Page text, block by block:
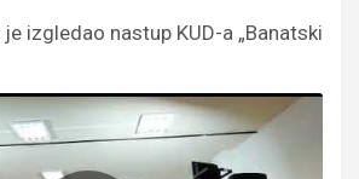
izgledao nastup KUD-a „Banatski